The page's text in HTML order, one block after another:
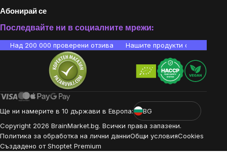
Абонирай се
Последвайте ни в социалните мрежи:
Над 200 000 проверени отзива Нашите продукти са
Ще ни намерите в 10 държави в Европа:
BG
Copyright 2026 BrainMarket.bg. Всички права запазени.
Политика за обработка на лични данниОбщи условияCookies
Създадено от Shoptet Premium